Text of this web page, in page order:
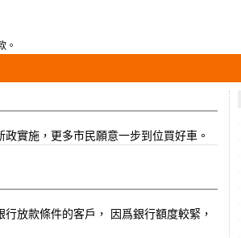
。
實施，更多市民願意一步到位買好車。
放款條件的客戶， 因爲銀行額度較緊，